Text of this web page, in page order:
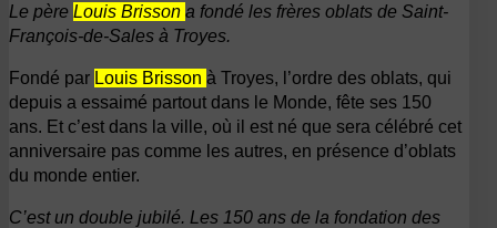
Le père Louis Brisson a fondé les frères oblats de Saint-
François-de-Sales à Troyes.
Fondé par Louis Brisson à Troyes, l’ordre des oblats, qui
depuis a essaimé partout dans le Monde, fête ses 150
ans. Et c’est dans la ville, où il est né que sera célébré cet
anniversaire pas comme les autres, en présence d’oblats
du monde entier.
C’est un double jubilé. Les 150 ans de la fondation des